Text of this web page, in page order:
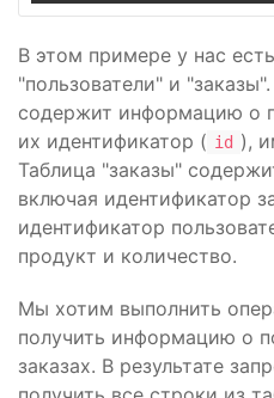
В этом примере у нас
"пользователи" и
содержит информацию о
их идентификатор ( id ),
Таблица "заказы"
включая идентификатор
идентификатор
продукт и количество.
Мы хотим выполнить
получить информацию о
заказах. В результате